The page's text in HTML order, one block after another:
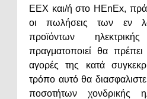
EEX και/ή στο HEnEx,
οι πωλήσεις των εν
προϊόντων
πραγματοποιεί θα
αγορές της κατά
τρόπο αυτό θα
ποσοτήτων χονδρικής